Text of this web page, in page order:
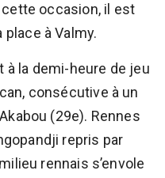
occasion, il est
à Valmy.
à la demi-heure de jeu
consécutive à un
(29e). Rennes
repris par
rennais s’envole